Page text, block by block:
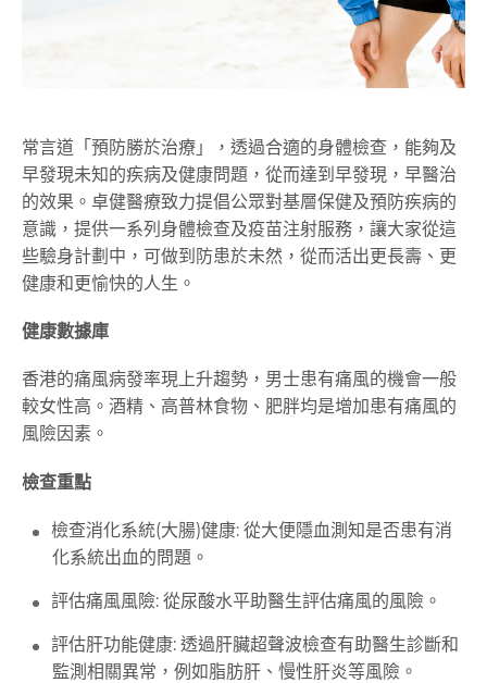
常言道「預防勝於治療」，透過合適的身體檢查，能夠及
早發現未知的疾病及健康問題，從而達到早發現，早醫治
的效果。卓健醫療致力提倡公眾對基層保健及預防疾病的
意識，提供一系列身體檢查及疫苗注射服務，讓大家從這
些驗身計劃中，可做到防患於未然，從而活出更長壽、更
健康和更愉快的人生。
健康數據庫
香港的痛風病發率現上升趨勢，男士患有痛風的機會一般
較女性高。酒精、高普林食物、肥胖均是增加患有痛風的
風險因素。
檢查重點
檢查消化系統(大腸)健康: 從大便隱血測知是否患有消
化系統出血的問題。
評估痛風風險: 從尿酸水平助醫生評估痛風的風險。
評估肝功能健康: 透過肝臟超聲波檢查有助醫生診斷和
監測相關異常，例如脂肪肝、慢性肝炎等風險。